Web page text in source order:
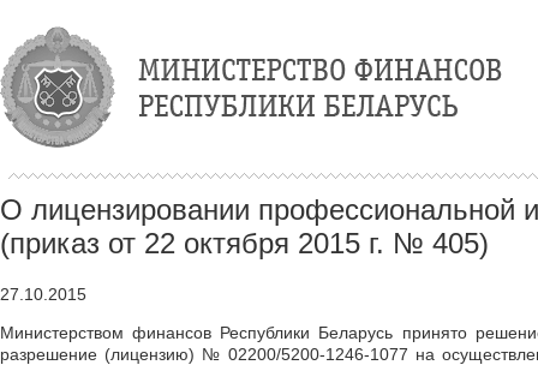
О лицензировании профессиональной
(приказ от 22 октября 2015 г. № 405)
27.10.2015
Министерством финансов Республики Беларусь принято
разрешение (лицензию) № 02200/5200-1246-1077 на